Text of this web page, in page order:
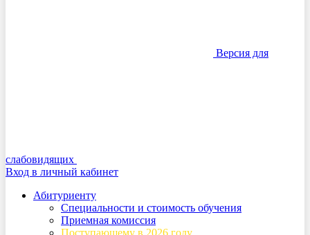
Версия для
слабовидящих
Вход в личный кабинет
Абитуриенту
Специальности и стоимость обучения
Приемная комиссия
Поступающему в 2026 году